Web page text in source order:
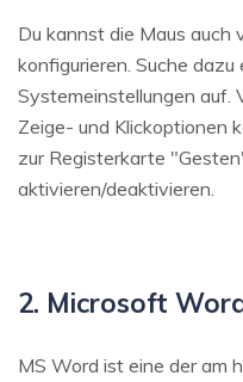
Du kannst die Maus auch
konfigurieren. Suche
Systemeinstellungen auf.
Zeige- und Klickoptionen
zur Registerkarte
aktivieren/deaktivieren.
2. Microsoft
MS Word ist eine der am